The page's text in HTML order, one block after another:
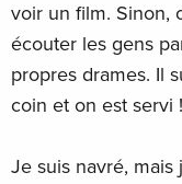
voir un film. Sinon,
écouter les gens
propres drames. Il
coin et on est servi !
Je suis navré, mais